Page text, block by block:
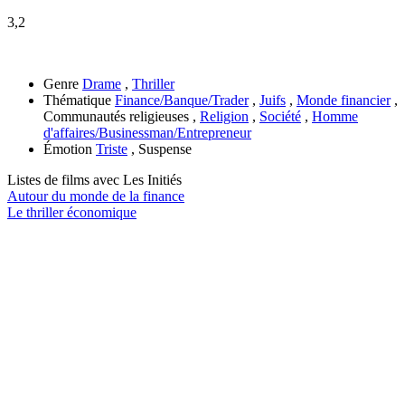
3,2
Genre Drame , Thriller
Thématique Finance/Banque/Trader, Juifs , Monde financier,
Communautés religieuses , Religion , Société , Homme
d'affaires/Businessman/Entrepreneur
Émotion Triste , Suspense
Listes de films avec Les Initiés
Autour du monde de la finance
Le thriller économique